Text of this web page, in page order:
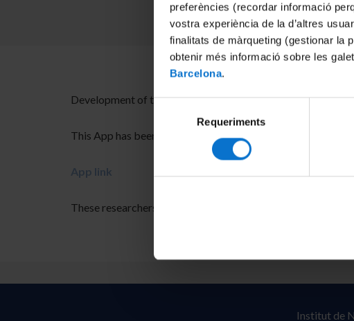
preferències (recordar informació
vostra experiència de la d’altres
finalitats de màrqueting (gestionar la
obtenir més informació sobre les
Barcelona.
consentiment
Requeriments
Development of the divulgative application Quantum
This App has been developed under the supervision of Dr.
App link
These researchers had also developed Saved by the Paradox
Institut de